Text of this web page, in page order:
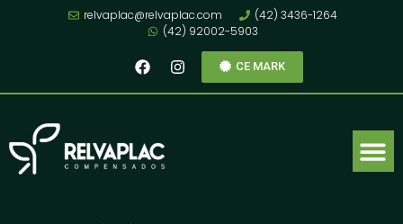
relvaplac@relvaplac.com
(42) 3436-1264
(42) 92002-5903
CE MARK